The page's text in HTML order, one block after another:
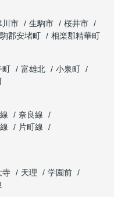
川市 生駒市
桜井市
郡安堵町
相楽郡精華町
町 富雄北
小泉町
奈良線
片町線
寺 天理
学園前